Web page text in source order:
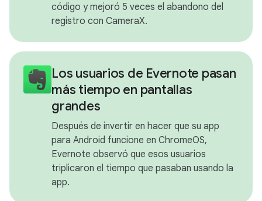
código y mejoró 5 veces el abandono del
registro con CameraX.
Los usuarios de Evernote pasan
más tiempo en pantallas
grandes
Después de invertir en hacer que su app
para Android funcione en ChromeOS,
Evernote observó que esos usuarios
triplicaron el tiempo que pasaban usando la
app.